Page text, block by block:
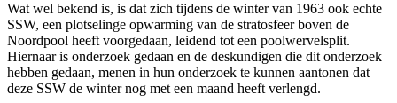
Wat wel bekend is, is dat zich tijdens de winter van 1963 ook echte
SSW, een plotselinge opwarming van de stratosfeer boven de
Noordpool heeft voorgedaan, leidend tot een poolwervelsplit.
Hiernaar is onderzoek gedaan en de deskundigen die dit onderzoek
hebben gedaan, menen in hun onderzoek te kunnen aantonen dat
deze SSW de winter nog met een maand heeft verlengd.